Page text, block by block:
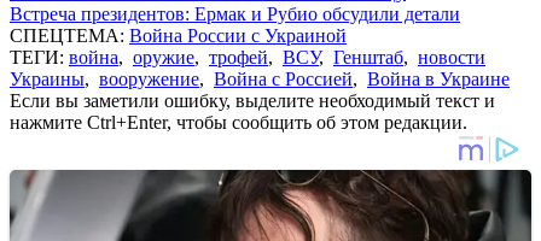
Встреча президентов: Ермак и Рубио обсудили детали
СПЕЦТЕМА: Война России с Украиной
ТЕГИ: война, оружие, трофей, ВСУ, Генштаб, новости
Украины, вооружение, Война с Россией, Война в Украине
Если вы заметили ошибку, выделите необходимый текст и
нажмите Ctrl+Enter, чтобы сообщить об этом редакции.